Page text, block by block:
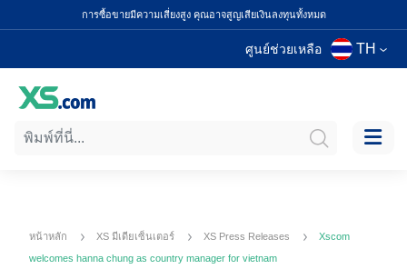
การซื้อขายมีความเสี่ยงสูง คุณอาจสูญเสียเงินลงทุนทั้งหมด
ศูนย์ช่วยเหลือ TH
หน้าหลัก XS มีเดียเซ็นเตอร์ XS Press Releases
Xscom
welcomes hanna chung as country manager for vietnam